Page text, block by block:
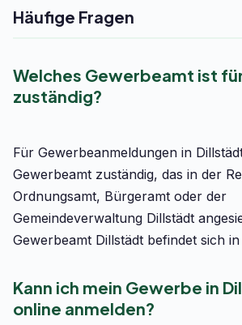
Häufige Fragen
Welches Gewerbeamt ist
zuständig?
Für Gewerbeanmeldungen in
Gewerbeamt zuständig, das in der
Ordnungsamt, Bürgeramt oder der
Gemeindeverwaltung Dillstädt
Gewerbeamt Dillstädt befindet sich
Kann ich mein Gewerbe in
online anmelden?